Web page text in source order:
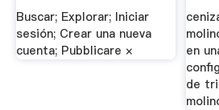
Buscar; Explorar; Iniciar
sesión; Crear una nueva
cuenta; Pubblicare ×
en
de